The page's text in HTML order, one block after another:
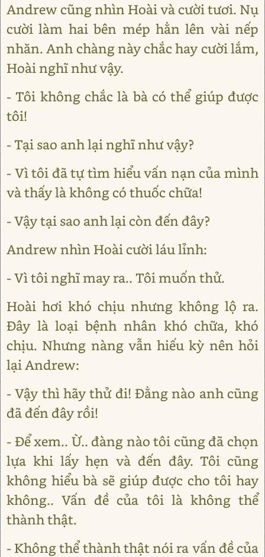
Andrew cũng nhìn Hoài và cười tươi. Nụ
cười làm hai bên mép hằn lên vài nếp
nhăn. Anh chàng này chắc hay cười lắm,
Hoài nghĩ như vậy.
- Tôi không chắc là bà có thể giúp được
tôi!
- Tại sao anh lại nghĩ như vậy?
- Vì tôi đã tự tìm hiểu vấn nạn của mình
và thấy là không có thuốc chữa!
- Vậy tại sao anh lại còn đến đây?
Andrew nhìn Hoài cười láu lỉnh:
- Vì tôi nghĩ may ra.. Tôi muốn thử.
Hoài hơi khó chịu nhưng không lộ ra.
Đây là loại bệnh nhân khó chữa, khó
chịu. Nhưng nàng vẫn hiếu kỳ nên hỏi
lại Andrew:
- Vậy thì hãy thử đi! Đằng nào anh cũng
đã đến đây rồi!
- Để xem.. Ừ.. đàng nào tôi cũng đã chọn
lựa khi lấy hẹn và đến đây. Tôi cũng
không hiểu bà sẽ giúp được cho tôi hay
không.. Vấn đề của tôi là không thể
thành thật.
- Không thể thành thật nói ra vấn đề của